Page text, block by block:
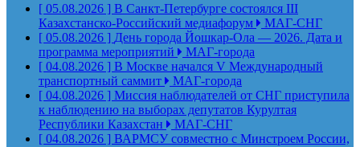
[ 05.08.2026 ] В Санкт-Петербурге состоялся III
Казахстанско-Российский медиафорум
МАГ-СНГ
[ 05.08.2026 ] День города Йошкар-Ола — 2026. Дата и
программа мероприятий
МАГ-города
[ 04.08.2026 ] В Москве начался V Международный
транспортный саммит
МАГ-города
[ 04.08.2026 ] Миссия наблюдателей от СНГ приступила
к наблюдению на выборах депутатов Курултая
Республики Казахстан
МАГ-СНГ
[ 04.08.2026 ] ВАРМСУ совместно с Минстроем России,